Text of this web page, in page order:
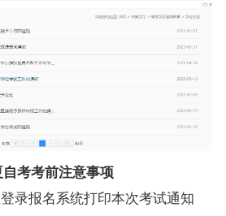
考考前注意事项
录报名系统打印本次考试通知